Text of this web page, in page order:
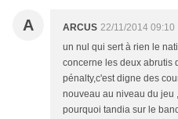
A ARCUS 22/11/2014 09:10
un nul qui sert à rien le
concerne les deux abrutis
pénalty,c'est digne des
nouveau au niveau du jeu
pourquoi tandia sur le